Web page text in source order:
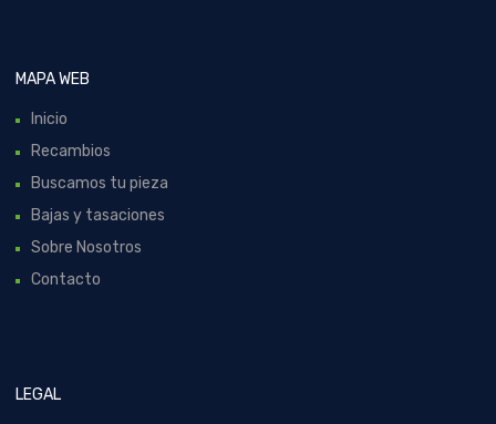
MAPA WEB
Inicio
Recambios
Buscamos tu pieza
Bajas y tasaciones
Sobre Nosotros
Contacto
LEGAL